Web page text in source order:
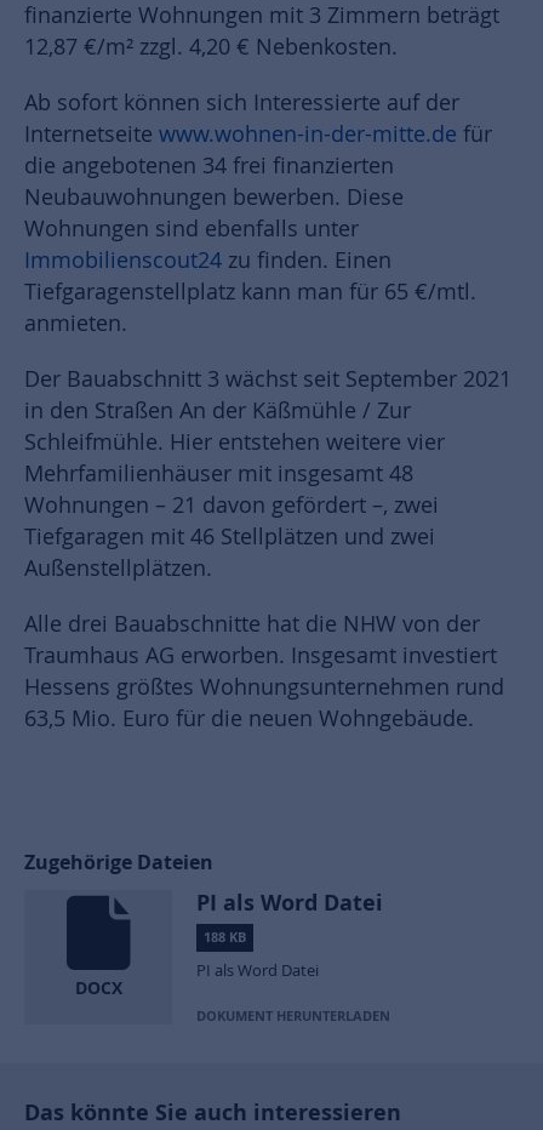
finanzierte Wohnungen mit 3 Zimmern beträgt
12,87 €/m² zzgl. 4,20 € Nebenkosten.
Ab sofort können sich Interessierte auf der
Internetseite www.wohnen-in-der-mitte.de für
die angebotenen 34 frei finanzierten
Neubauwohnungen bewerben. Diese
Wohnungen sind ebenfalls unter
Immobilienscout24 zu finden. Einen
Tiefgaragenstellplatz kann man für 65 €/mtl.
anmieten.
Der Bauabschnitt 3 wächst seit September 2021
in den Straßen An der Käßmühle / Zur
Schleifmühle. Hier entstehen weitere vier
Mehrfamilienhäuser mit insgesamt 48
Wohnungen – 21 davon gefördert –, zwei
Tiefgaragen mit 46 Stellplätzen und zwei
Außenstellplätzen.
Alle drei Bauabschnitte hat die NHW von der
Traumhaus AG erworben. Insgesamt investiert
Hessens größtes Wohnungsunternehmen rund
63,5 Mio. Euro für die neuen Wohngebäude.
Zugehörige Dateien
DOCX
PI als Word Datei
188 KB
PI als Word Datei
DOKUMENT HERUNTERLADEN
Das könnte Sie auch interessieren